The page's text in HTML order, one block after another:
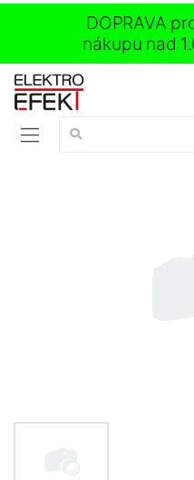
DOPRAVA
nákupu nad
Vyhledávání: